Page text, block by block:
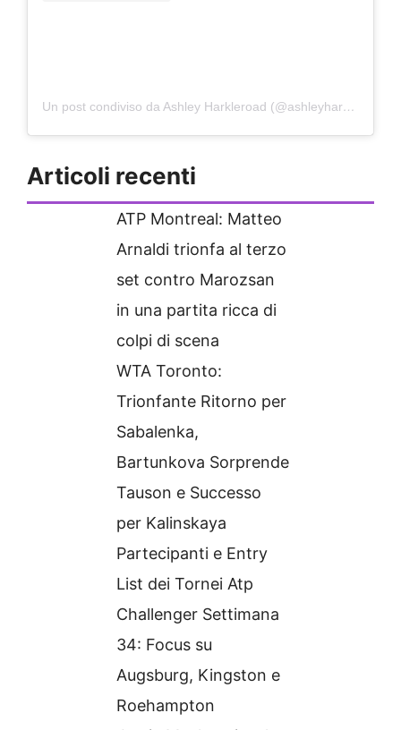
Un post condiviso da Ashley Harkleroad (@ashleyharkleroad)
Articoli recenti
ATP Montreal: Matteo
Arnaldi trionfa al terzo
set contro Marozsan
in una partita ricca di
colpi di scena
WTA Toronto:
Trionfante Ritorno per
Sabalenka,
Bartunkova Sorprende
Tauson e Successo
per Kalinskaya
Partecipanti e Entry
List dei Tornei Atp
Challenger Settimana
34: Focus su
Augsburg, Kingston e
Roehampton